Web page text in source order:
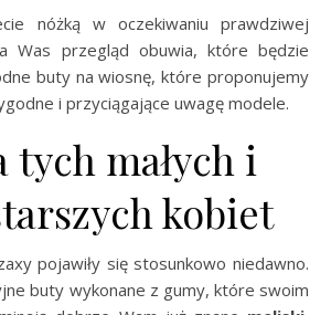
Was przegląd obuwia, które będzie
buty na wiosnę, które proponujemy
i przyciągające uwagę modele.
tych małych i
kobiet
pojawiły się stosunkowo niedawno.
buty wykonane z gumy, które swoim